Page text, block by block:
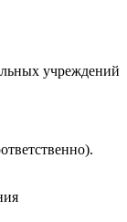
учреждений